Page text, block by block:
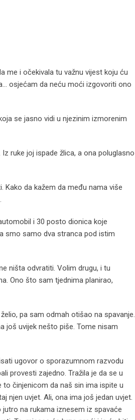
me i očekivala tu važnu vijest koju ću
osjećam da neću moći izgovoriti ono
se jasno vidi u njezinim izmorenim
ruke joj ispade žlica, a ona poluglasno
Kako da kažem da među nama više
i 30 posto dionica koje
smo samo dva stranca pod istim
ništa odvratiti. Volim drugu, i tu
Ono što sam tjednima planirao,
pa sam odmah otišao na spavanje.
još uvijek nešto piše. Tome nisam
ugovor o sporazumnom razvodu
provesti zajedno. Tražila je da se u
to činjenicom da naš sin ima ispite u
njen uvjet. Ali, ona ima još jedan uvjet.
na rukama iznesem iz spavaće